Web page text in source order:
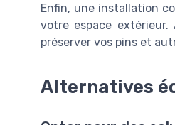
Enfin, une installation
votre espace
préserver vos pins et
Alternatives